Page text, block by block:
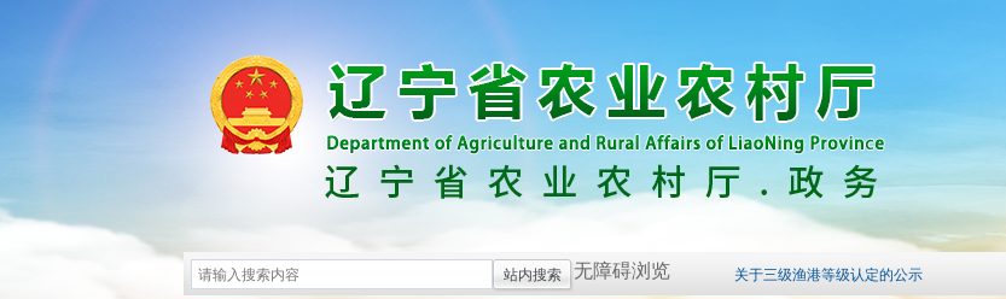
2025年度中央对地方转移支付预算执行情...
关于开展《辽宁省黑土地保护条例》 问卷...
关于三级渔港等级认定的公示
关于征求《辽丹黑猪饲养技术规程》等3项...
无障碍浏览